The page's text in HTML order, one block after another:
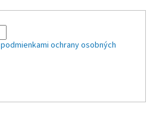
podmienkami ochrany osobných